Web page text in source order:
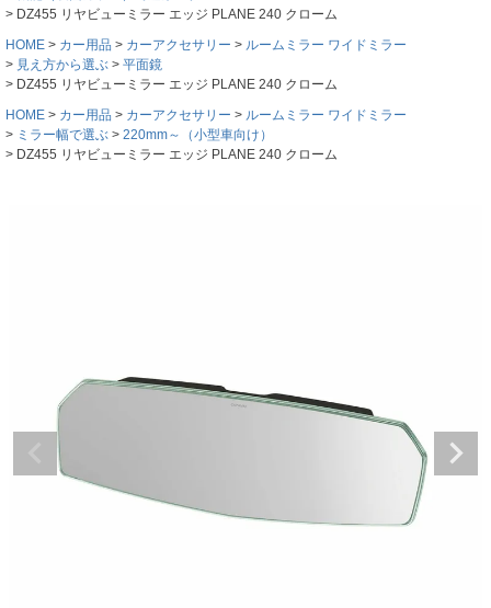
DZ455 リヤビューミラー エッジ PLANE 240 クローム
HOME
カー用品 カーアクセサリー
ルームミラー ワイドミラー
見え方から選ぶ
平面鏡
DZ455 リヤビューミラー エッジ PLANE 240 クローム
HOME
カー用品 カーアクセサリー
ルームミラー ワイドミラー
ミラー幅で選ぶ
220mm～（小型車向け）
DZ455 リヤビューミラー エッジ PLANE 240 クローム